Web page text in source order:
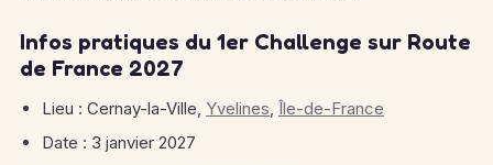
Infos pratiques du 1er Challenge sur Route
de France 2027
Lieu : Cernay-la-Ville, Yvelines, Île-de-France
Date : 3 janvier 2027